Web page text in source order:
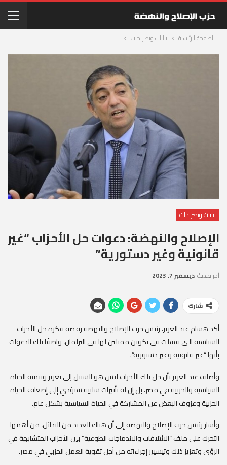
الصفحة الرئيسية بيانات وتصريحات
بيانات وتصريحات
الإصلاح والنهضة: دعوات حل الأحزاب “غير
قانونية وغير دستورية”
آخر تحديث ديسمبر 7, 2023
شارك
أكد هشام عبد العزيز، رئيس حزب الإصلاح والنهضة رفضه فكرة حل الأحزاب
السياسية التي فشلت في تكوين ممثلين لها في البرلمان، واصفًا تلك الدعوات
بأنها “غير قانونية وغير دستورية”.
وأضاف عبد العزيز بأن حل تلك الأحزاب ليس هو السبيل إلى تعزيز وتنمية الحياة
السياسية والحزبية في مصر، بل إن له تأثيرات سلبية ستؤدي إلى إضعاف الحياة
الحزبية وعزوف البعض عن المشاركة في الحياة السياسية بشكل عام.
وأشار رئيس حزب الإصلاح والنهضة إلى أن هناك العديد من البدائل، من أهمها
التحرك على ملف “الائتلافات والاندماجات الطوعية” بين الأحزاب المتشابهة في
الرؤى وتعزيز ذلك وتيسيير إجراءاته من أجل تقوية العمل الحزبي في مصر.